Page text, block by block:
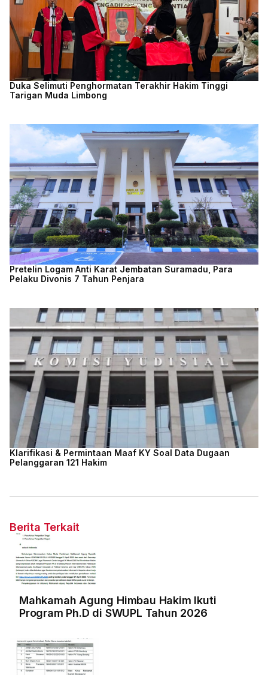
Duka Selimuti Penghormatan Terakhir Hakim Tinggi
Tarigan Muda Limbong
Pretelin Logam Anti Karat Jembatan Suramadu, Para
Pelaku Divonis 7 Tahun Penjara
Klarifikasi & Permintaan Maaf KY Soal Data Dugaan
Pelanggaran 121 Hakim
Berita Terkait
Mahkamah Agung Himbau Hakim Ikuti
Program Ph.D di SWUPL Tahun 2026